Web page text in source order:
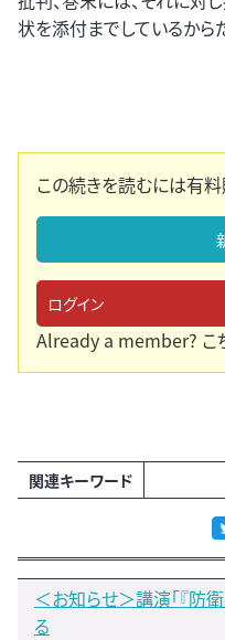
状を添付までしているから
この続きを読むには有
ログイン
Already a member? こ
関連キーワード
＜お知らせ＞講演「『防
る